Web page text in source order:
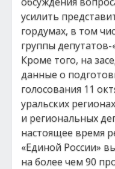
усилить
гордумах, в том
группы депутатов-
Кроме того, на
данные о
голосования 11
уральских
и региональных
настоящее время
«Единой России»
на более чем 90